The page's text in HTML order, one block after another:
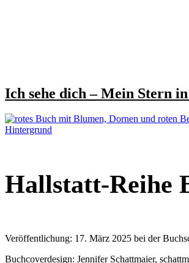
Ich sehe dich – Mein Stern
Hallstatt-Reihe
Veröffentlichung: 17. März 2025 bei der
Buchcoverdesign: Jennifer Schattmaier,